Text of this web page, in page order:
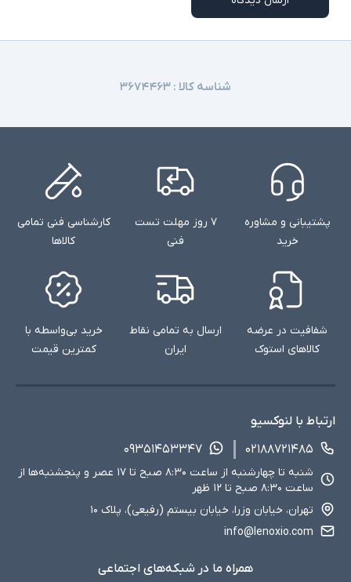
توضیحات تکمیلی
کیبورد، اسکنر اثر انگشت و دوربین تشخیص چهره در
شناسه کالا : ۳۶۷۴۴۶۳
پشتیبانی و مشاوره
خرید
۷ روز مهلت تست
فنی
کارشناسی فنی تمامی
کالاها
شفافیت در عرضه
کالاهای استوک
ارسال به تمامی نقاط
ایران
خرید بی‌واسطه با
کمترین قیمت
ارتباط با لنوکسیو
۰۲۱۸۸۷۲۱۴۸۵
۰۹۳۵۱۴۵۳۳۴۷
شنبه تا چهارشنبه از ساعت ۸:۳۰ صبح تا ۱۷ عصر و پنجشنبه‌ها از
ساعت ۸:۳۰ صبح تا ۱۲ ظهر
تهران، خیابان وزرا، خیابان بیستم (رفیعی)، پلاک ۱۰
info@lenoxio.com
همراه ما در شبکه‌های اجتماعی